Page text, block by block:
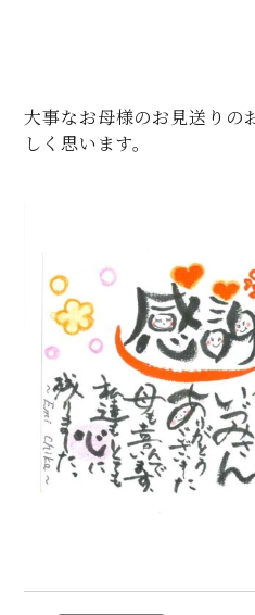
大事なお母様のお見送りの
しく思います。